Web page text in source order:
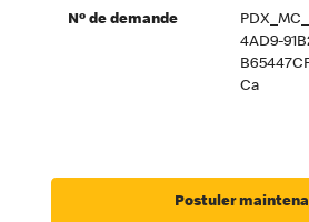
Nº de demande
4AD9-
Ca
Postuler